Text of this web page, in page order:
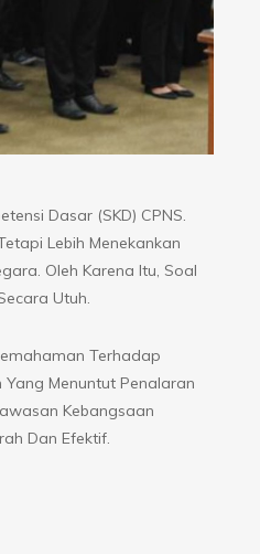
Dasar (SKD) CPNS.
Lebih Menekankan
Oleh Karena Itu, Soal
Utuh.
Terhadap
Menuntut Penalaran
Kebangsaan
Dan Efektif.